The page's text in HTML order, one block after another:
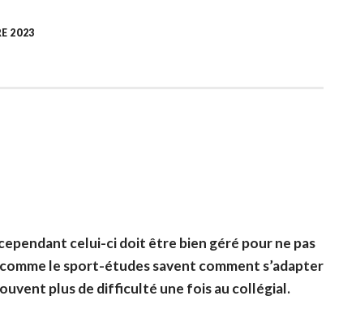
2023
celui-ci doit être bien géré pour ne pas
le sport-études savent comment s’adapter
plus de difficulté une fois au collégial.